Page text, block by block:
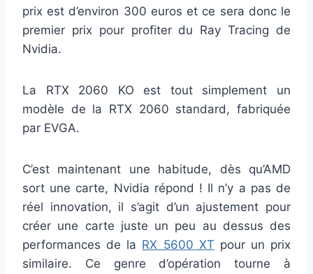
prix est d’environ 300 euros et ce sera donc le
premier prix pour profiter du Ray Tracing de
Nvidia.
La RTX 2060 KO est tout simplement un
modèle de la RTX 2060 standard, fabriquée
par EVGA.
C’est maintenant une habitude, dès qu’AMD
sort une carte, Nvidia répond ! Il n’y a pas de
réel innovation, il s’agit d’un ajustement pour
créer une carte juste un peu au dessus des
performances de la RX 5600 XT pour un prix
similaire. Ce genre d’opération tourne à